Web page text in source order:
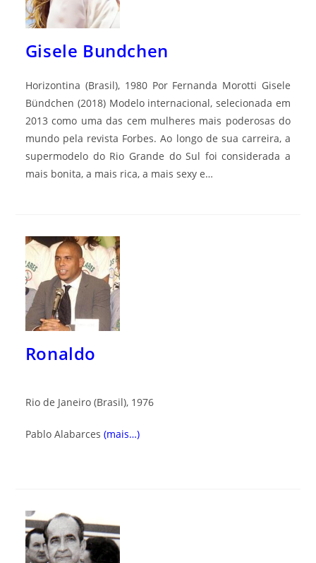
Gisele Bundchen
Horizontina (Brasil), 1980 Por Fernanda Morotti Gisele
Bündchen (2018) Modelo internacional, selecionada em
2013 como uma das cem mulheres mais poderosas do
mundo pela revista Forbes. Ao longo de sua carreira, a
supermodelo do Rio Grande do Sul foi considerada a
mais bonita, a mais rica, a mais sexy e…
Ronaldo
Rio de Janeiro (Brasil), 1976
Pablo Alabarces (mais…)